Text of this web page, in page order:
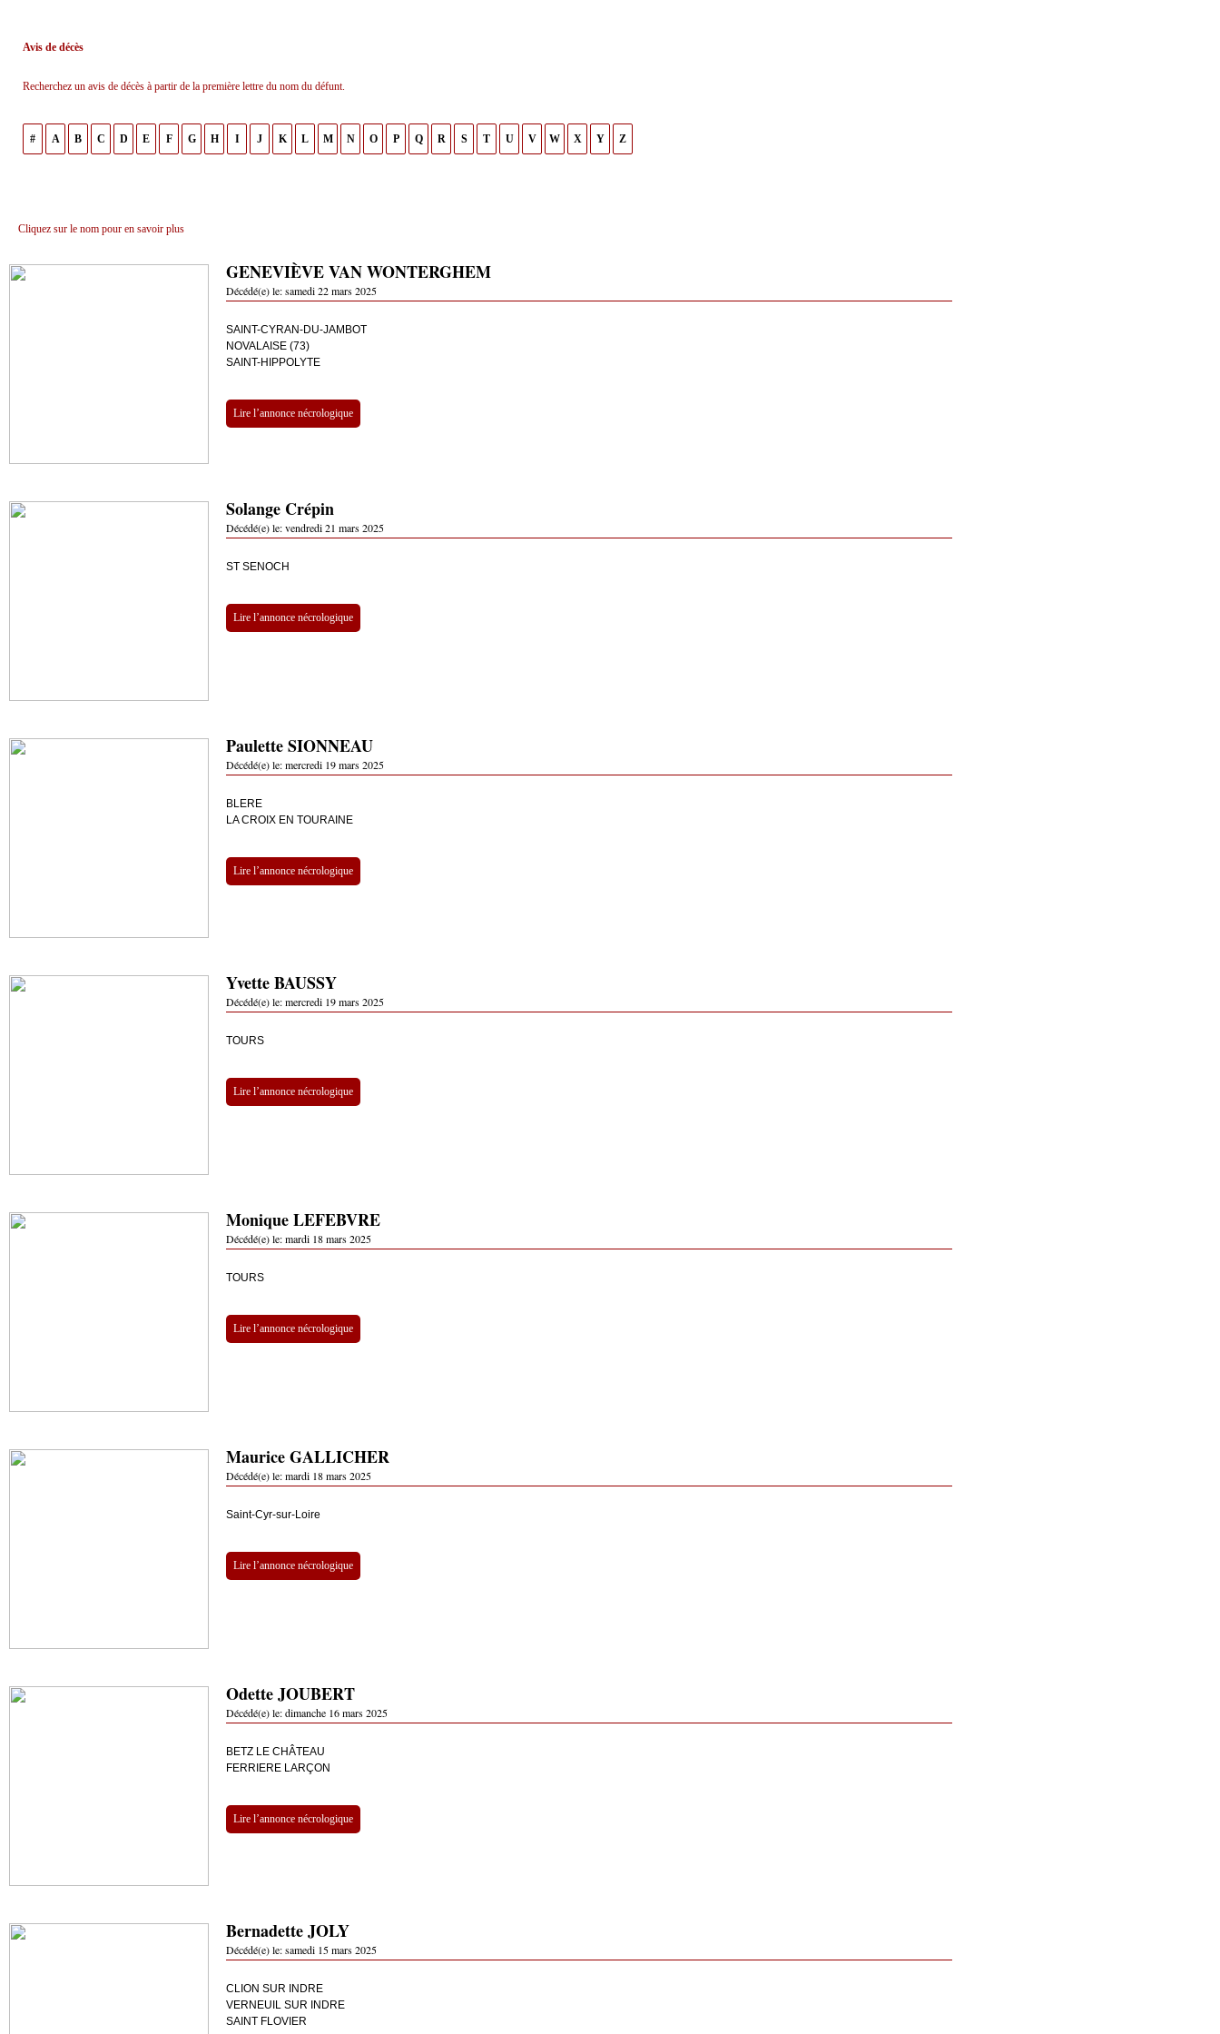
Avis de décès
Recherchez un avis de décès à partir de la première lettre du nom du défunt.
# A B C D E F G H I J K L M N O P Q R S T U V W X Y Z
Cliquez sur le nom pour en savoir plus
GENEVIÈVE VAN WONTERGHEM
Décédé(e) le:samedi 22 mars 2025
SAINT-CYRAN-DU-JAMBOT
NOVALAISE (73)
SAINT-HIPPOLYTE
Lire l’annonce nécrologique
Solange Crépin
Décédé(e) le:vendredi 21 mars 2025
ST SENOCH
Lire l’annonce nécrologique
Paulette SIONNEAU
Décédé(e) le:mercredi 19 mars 2025
BLERE
LA CROIX EN TOURAINE
Lire l’annonce nécrologique
Yvette BAUSSY
Décédé(e) le:mercredi 19 mars 2025
TOURS
Lire l’annonce nécrologique
Monique LEFEBVRE
Décédé(e) le:mardi 18 mars 2025
TOURS
Lire l’annonce nécrologique
Maurice GALLICHER
Décédé(e) le:mardi 18 mars 2025
Saint-Cyr-sur-Loire
Lire l’annonce nécrologique
Odette JOUBERT
Décédé(e) le:dimanche 16 mars 2025
BETZ LE CHÂTEAU
FERRIERE LARÇON
Lire l’annonce nécrologique
Bernadette JOLY
Décédé(e) le:samedi 15 mars 2025
CLION SUR INDRE
VERNEUIL SUR INDRE
SAINT FLOVIER